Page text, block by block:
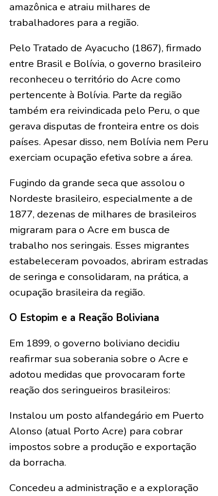
amazônica e atraiu milhares de
trabalhadores para a região.
Pelo Tratado de Ayacucho (1867), firmado
entre Brasil e Bolívia, o governo brasileiro
reconheceu o território do Acre como
pertencente à Bolívia. Parte da região
também era reivindicada pelo Peru, o que
gerava disputas de fronteira entre os dois
países. Apesar disso, nem Bolívia nem Peru
exerciam ocupação efetiva sobre a área.
Fugindo da grande seca que assolou o
Nordeste brasileiro, especialmente a de
1877, dezenas de milhares de brasileiros
migraram para o Acre em busca de
trabalho nos seringais. Esses migrantes
estabeleceram povoados, abriram estradas
de seringa e consolidaram, na prática, a
ocupação brasileira da região.
O Estopim e a Reação Boliviana
Em 1899, o governo boliviano decidiu
reafirmar sua soberania sobre o Acre e
adotou medidas que provocaram forte
reação dos seringueiros brasileiros:
Instalou um posto alfandegário em Puerto
Alonso (atual Porto Acre) para cobrar
impostos sobre a produção e exportação
da borracha.
Concedeu a administração e a exploração